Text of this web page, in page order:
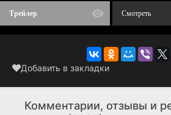
Трейлер Смотреть
Добавить в закладки
Комментарии, отзывы и